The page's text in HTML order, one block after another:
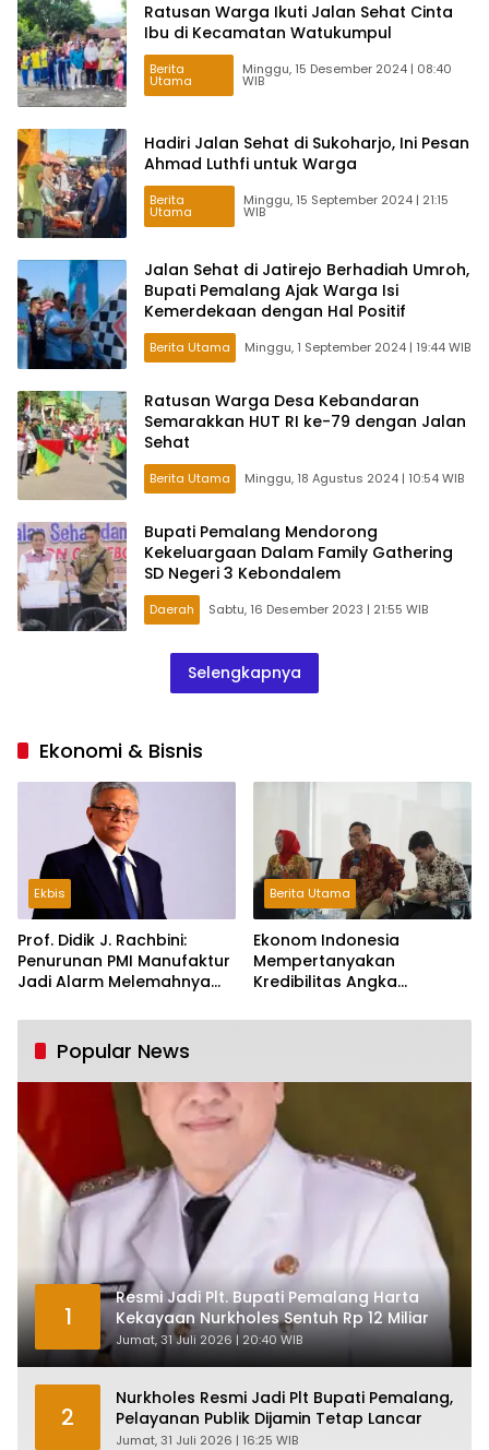
Ratusan Warga Ikuti Jalan Sehat Cinta
Ibu di Kecamatan Watukumpul
Berita
Utama
Minggu, 15 Desember 2024 | 08:40
WIB
Hadiri Jalan Sehat di Sukoharjo, Ini Pesan
Ahmad Luthfi untuk Warga
Berita
Utama
Minggu, 15 September 2024 | 21:15
WIB
Jalan Sehat di Jatirejo Berhadiah Umroh,
Bupati Pemalang Ajak Warga Isi
Kemerdekaan dengan Hal Positif
Berita Utama Minggu, 1 September 2024 | 19:44 WIB
Ratusan Warga Desa Kebandaran
Semarakkan HUT RI ke-79 dengan Jalan
Berita Utama Minggu, 18 Agustus 2024 | 10:54 WIB
Bupati Pemalang Mendorong
Kekeluargaan Dalam Family Gathering
SD Negeri 3 Kebondalem
Daerah Sabtu, 16 Desember 2023 | 21:55 WIB
Selengkapnya
Ekonomi & Bisnis
Ekbis
Prof. Didik J. Rachbini:
Penurunan PMI Manufaktur
Jadi Alarm Melemahnya
Berita Utama
Ekonom Indonesia
Mempertanyakan
Kredibilitas Angka
Tumbuh Tapi Rapuh
Popular News
1
Resmi Jadi Plt. Bupati Pemalang Harta
Kekayaan Nurkholes Sentuh Rp 12 Miliar
Jumat, 31 Juli 2026 | 20:40 WIB
2
Nurkholes Resmi Jadi Plt Bupati Pemalang,
Pelayanan Publik Dijamin Tetap Lancar
Jumat, 31 Juli 2026 | 16:25 WIB